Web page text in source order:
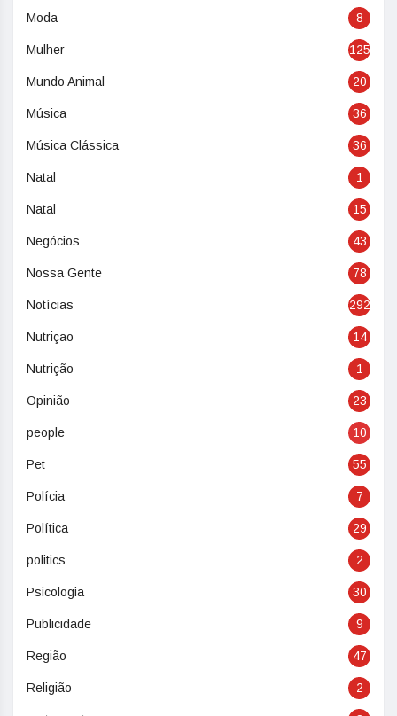
Moda 8
Mulher 125
Mundo Animal 20
Música 36
Música Clássica 36
Natal 1
Natal 15
Negócios 43
Nossa Gente 78
Notícias 292
Nutriçao 14
Nutrição 1
Opinião 23
people 10
Pet 55
Polícia 7
Política 29
politics 2
Psicologia 30
Publicidade 9
Região 47
Religião 2